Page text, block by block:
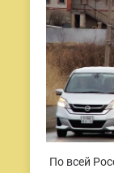
По всей